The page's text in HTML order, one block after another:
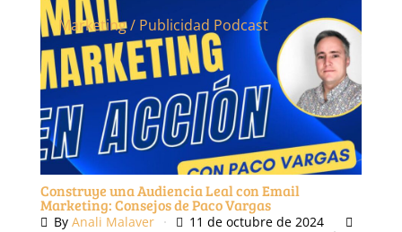
Marketing / Publicidad Podcast
Construye una Audiencia Leal con Email
Marketing: Consejos de Paco Vargas
By Anali Malaver
11 de octubre de 2024